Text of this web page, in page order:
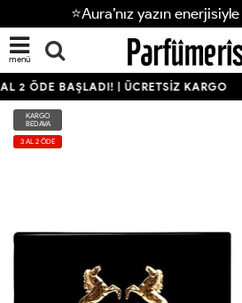
⭐Aura’nız yazın
menü
2 ÖDE BAŞLADI! | ÜCRETSİZ KARGO
KARGO
BEDAVA
3 AL 2 ÖDE